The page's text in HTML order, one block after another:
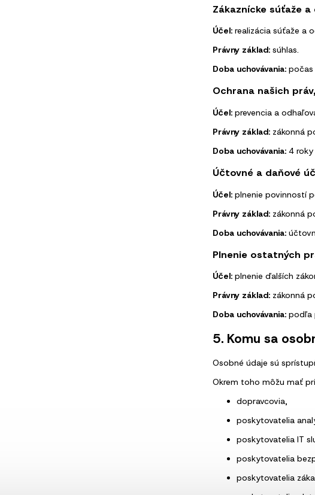
Zákaznícke súťaže
Účel: realizácia súťaže a
Právny základ: súhlas.
Doba uchovávania: počas
Ochrana našich
Účel: prevencia a
Právny základ: zákonná
Doba uchovávania: 4 roky
Účtovné a daňové
Účel: plnenie povinností
Právny základ: zákonná
Doba uchovávania:
Plnenie ostatných
Účel: plnenie ďalších
Právny základ: zákonná
Doba uchovávania: podľa
5. Komu sa
Osobné údaje sú
Okrem toho môžu mať
dopravcovia,
poskytovatelia
poskytovatelia IT
poskytovatelia
poskytovatelia